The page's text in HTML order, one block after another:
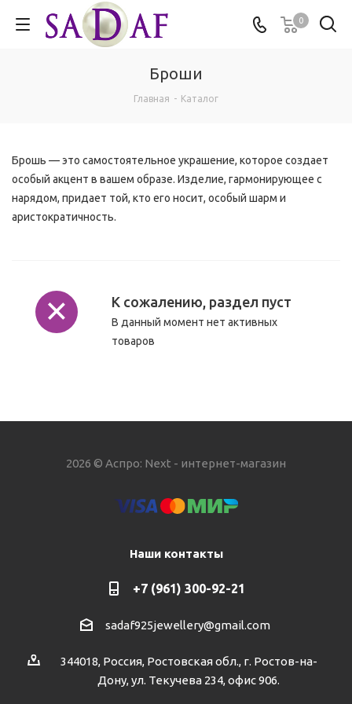
0
Броши
Главная - Каталог
Брошь — это самостоятельное украшение, которое создает
особый акцент в вашем образе. Изделие, гармонирующее с
нарядом, придает той, кто его носит, особый шарм и
аристократичность.
К сожалению, раздел пуст
В данный момент нет активных
товаров
2026 © Аспро: Next - интернет-магазин
Наши контакты
+7 (961) 300-92-21
sadaf925jewellery@gmail.com
344018, Россия, Ростовская обл., г. Ростов-на-
Дону, ул. Текучева 234, офис 906.